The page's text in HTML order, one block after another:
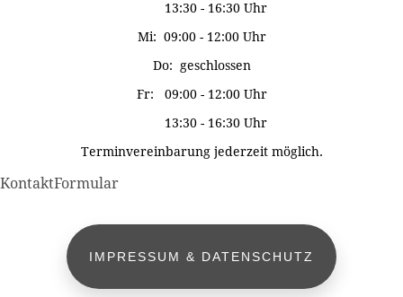
13:30 - 16:30 Uhr
Mi: 09:00 - 12:00 Uhr
Do: geschlossen
Fr: 09:00 - 12:00 Uhr
13:30 - 16:30 Uhr
Terminvereinbarung jederzeit möglich.
KontaktFormular
IMPRESSUM & DATENSCHUTZ